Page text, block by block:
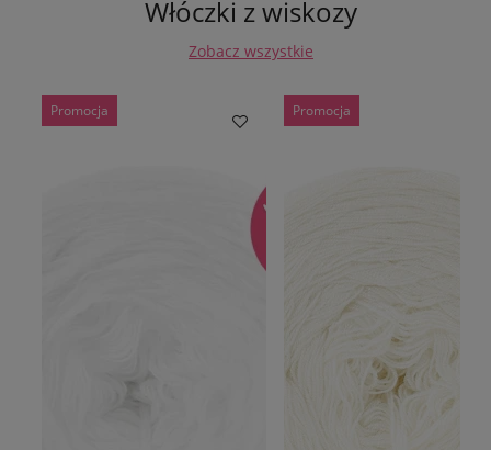
Włóczki z wiskozy
Zobacz wszystkie
Promocja Promocja